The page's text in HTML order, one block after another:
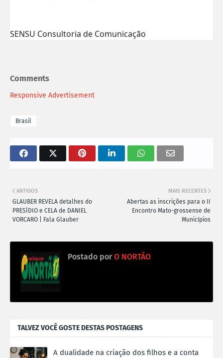
SENSU Consultoria de Comunicação
Comments
Responsive Advertisement
Brasil
MAIS RECENTES
Abertas as inscrições para o II
Encontro Mato-grossense de
Municípios
ANTIGOS
GLAUBER REVELA detalhes do
PRESÍDIO e CELA de DANIEL
VORCARO | Fala Glauber
Postado por O NORTÃO
TALVEZ VOCÊ GOSTE DESTAS POSTAGENS
A dualidade na criação dos filhos e a conta